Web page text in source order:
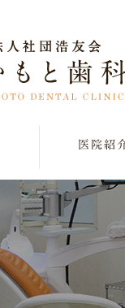
医院紹